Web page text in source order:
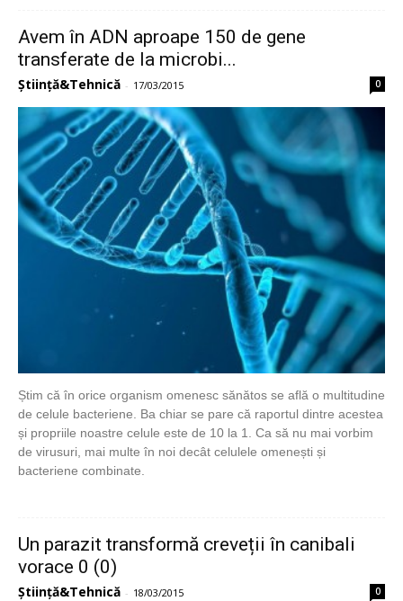
Avem în ADN aproape 150 de gene
transferate de la microbi...
Știință&Tehnică - 17/03/2015 0
Știm că în orice organism omenesc sănătos se află o multitudine
de celule bacteriene. Ba chiar se pare că raportul dintre acestea
și propriile noastre celule este de 10 la 1. Ca să nu mai vorbim
de virusuri, mai multe în noi decât celulele omenești și
bacteriene combinate.
Un parazit transformă creveții în canibali
vorace 0 (0)
Știință&Tehnică - 18/03/2015 0